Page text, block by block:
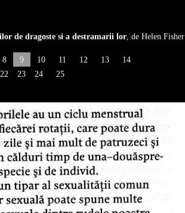
de dragoste si a destramarii lor, de Helen Fisher
8 9 10 11 12 13
14
22 23 24 25